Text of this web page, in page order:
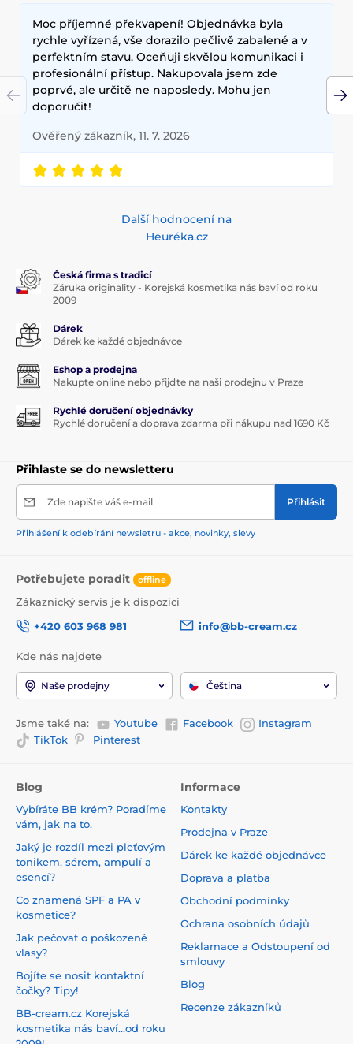
Moc příjemné překvapení! Objednávka byla
rychle vyřízená, vše dorazilo pečlivě zabalené a v
perfektním stavu. Oceňuji skvělou komunikaci i
profesionální přístup. Nakupovala jsem zde
poprvé, ale určitě ne naposledy. Mohu jen
doporučit!
Ověřený zákazník, 11. 7. 2026
Další hodnocení na
Heuréka.cz
Česká firma s tradicí
Záruka originality - Korejská kosmetika nás baví od roku
2009
Dárek
Dárek ke každé objednávce
Eshop a prodejna
Nakupte online nebo přijďte na naši prodejnu v Praze
Rychlé doručení objednávky
Rychlé doručení a doprava zdarma při nákupu nad 1690 Kč
Přihlaste se do newsletteru
Zde napište váš e-mail Přihlásit
Přihlášení k odebírání newsletru - akce, novinky, slevy
Potřebujete poradit offline
Zákaznický servis je k dispozici
+420 603 968 981
info@bb-cream.cz
Kde nás najdete
Naše prodejny Čeština
Jsme také na: Youtube Facebook
Instagram
TikTok
Pinterest
Blog
Vybíráte BB krém? Poradíme
vám, jak na to.
Jaký je rozdíl mezi pleťovým
tonikem, sérem, ampulí a
esencí?
Co znamená SPF a PA v
kosmetice?
Jak pečovat o poškozené
vlasy?
Bojíte se nosit kontaktní
čočky? Tipy!
BB-cream.cz Korejská
kosmetika nás baví...od roku
Informace
Kontakty
Prodejna v Praze
Dárek ke každé objednávce
Doprava a platba
Obchodní podmínky
Ochrana osobních údajů
Reklamace a Odstoupení od
smlouvy
Blog
Recenze zákazníků